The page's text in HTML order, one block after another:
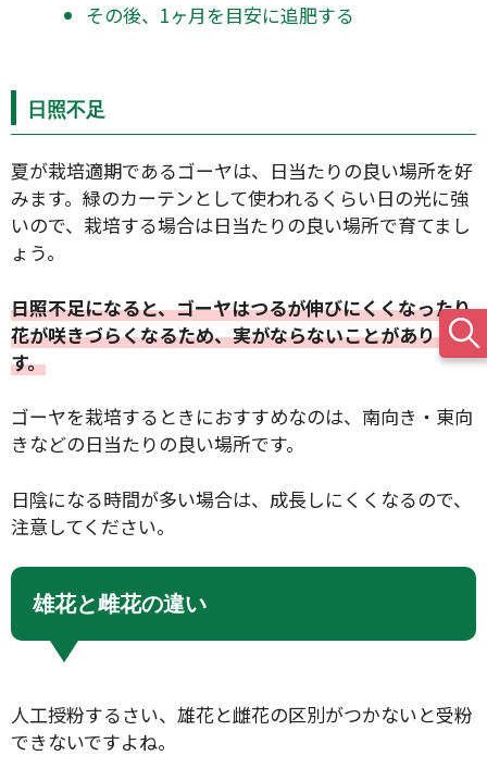
その後、1ヶ月を目安に追肥する
日照不足
夏が栽培適期であるゴーヤは、日当たりの良い場所を好
みます。緑のカーテンとして使われるくらい日の光に強
いので、栽培する場合は日当たりの良い場所で育てまし
ょう。
日照不足になると、ゴーヤはつるが伸びにくくなったり
花が咲きづらくなるため、実がならないことがありま
す。
ゴーヤを栽培するときにおすすめなのは、南向き・東向
きなどの日当たりの良い場所です。
日陰になる時間が多い場合は、成長しにくくなるので、
注意してください。
雄花と雌花の違い
人工授粉するさい、雄花と雌花の区別がつかないと受粉
できないですよね。